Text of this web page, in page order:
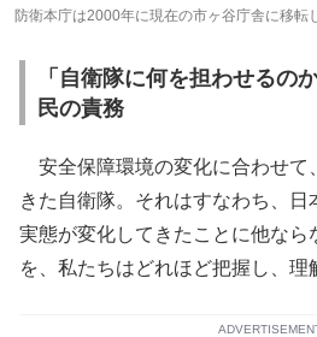
防衛本庁は2000年に現在の市ヶ谷庁舎に移
「自衛隊に何を担わせるの
民の責務
安全保障環境の変化に合わせて
きた自衛隊。それはすなわち、日
実態が変化してきたことに他なら
を、私たちはどれほど把握し、理